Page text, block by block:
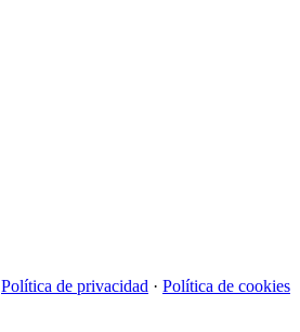
Política de privacidad · Política de cookies